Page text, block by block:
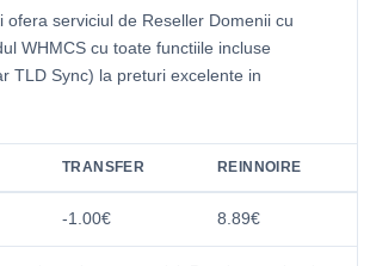
ofera serviciul de Reseller Domenii cu
WHMCS cu toate functiile incluse
TLD Sync) la preturi excelente in
TRANSFER REINNOIRE
-1.00€ 8.89€